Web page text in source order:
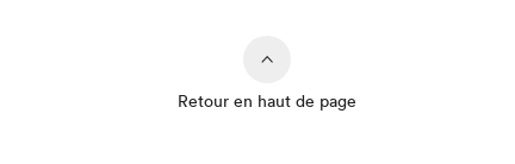
Retour en haut de page